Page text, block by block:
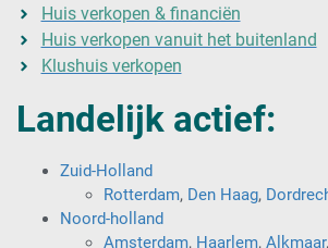
Huis verkopen & financiën
Huis verkopen vanuit het buitenland
Klushuis verkopen
Landelijk actief:
Zuid-Holland
Rotterdam, Den Haag,
Noord-holland
Amsterdam, Haarlem, Alkmaar,